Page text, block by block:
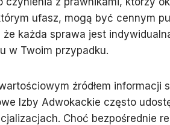
ufasz, mogą być cennym
że każda sprawa jest
w Twoim przypadku.
źródłem
Izby Adwokackie często
Choć bezpośrednie